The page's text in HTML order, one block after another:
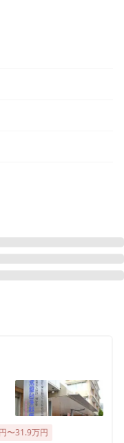
看護の正社員看護
歓迎 夜勤を担う非
〜31.9万円